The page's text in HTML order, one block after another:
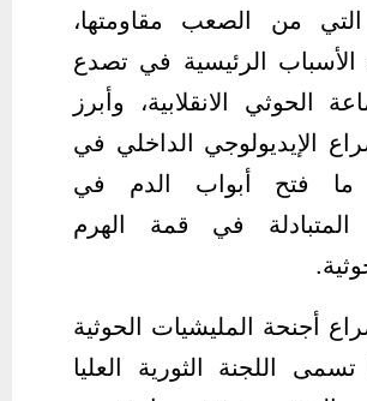
من الصعب مقاومتها،
الرئيسية في تصدع
الحوثي الانقلابية، وأبرز
الإيديولوجي الداخلي في
ما فتح أبواب الدم في
المتبادلة في قمة الهرم
أجنحة المليشيات الحوثية
اللجنة الثورية العليا